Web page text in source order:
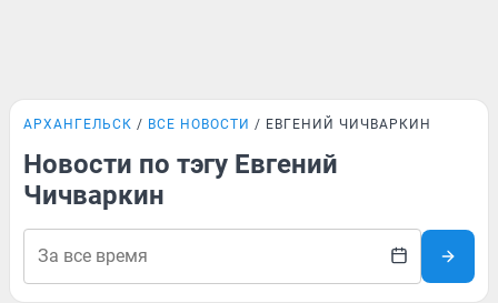
АРХАНГЕЛЬСК ВСЕ НОВОСТИ ЕВГЕНИЙ ЧИЧВАРКИН
Новости по тэгу Евгений
Чичваркин